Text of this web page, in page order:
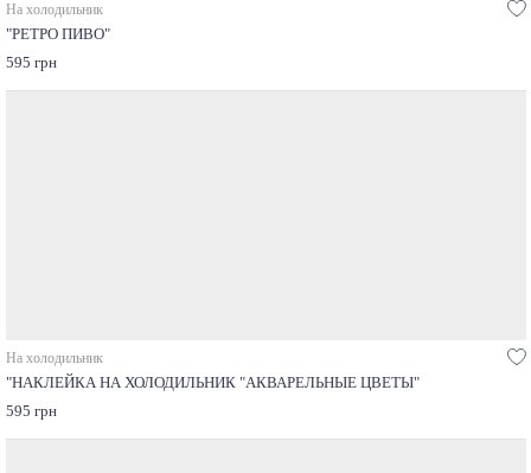
На холодильник
"РЕТРО ПИВО"
595 грн
На холодильник
"НАКЛЕЙКА НА ХОЛОДИЛЬНИК "АКВАРЕЛЬНЫЕ ЦВЕТЫ"
595 грн